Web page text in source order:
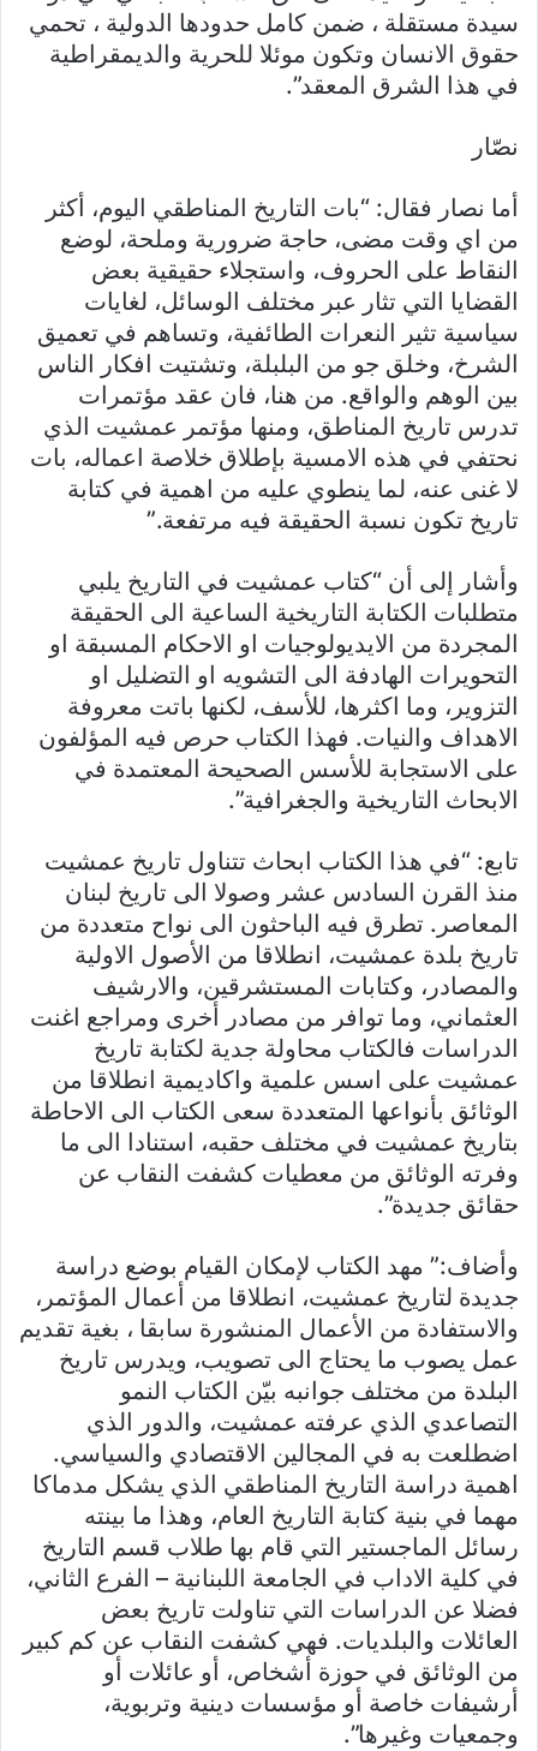
سيدة مستقلة ، ضمن كامل حدودها الدولية ، تحمي
حقوق الانسان وتكون موئلا للحرية والديمقراطية
في هذا الشرق المعقد”.
نصّار
أما نصار فقال: “بات التاريخ المناطقي اليوم، أكثر
من اي وقت مضى، حاجة ضرورية وملحة، لوضع
النقاط على الحروف، واستجلاء حقيقية بعض
القضايا التي تثار عبر مختلف الوسائل، لغايات
سياسية تثير النعرات الطائفية، وتساهم في تعميق
الشرخ، وخلق جو من البلبلة، وتشتيت افكار الناس
بين الوهم والواقع. من هنا، فان عقد مؤتمرات
تدرس تاريخ المناطق، ومنها مؤتمر عمشيت الذي
نحتفي في هذه الامسية بإطلاق خلاصة اعماله، بات
لا غنى عنه، لما ينطوي عليه من اهمية في كتابة
تاريخ تكون نسبة الحقيقة فيه مرتفعة.”
وأشار إلى أن “كتاب عمشيت في التاريخ يلبي
متطلبات الكتابة التاريخية الساعية الى الحقيقة
المجردة من الايديولوجيات او الاحكام المسبقة او
التحويرات الهادفة الى التشويه او التضليل او
التزوير، وما اكثرها، للأسف، لكنها باتت معروفة
الاهداف والنيات. فهذا الكتاب حرص فيه المؤلفون
على الاستجابة للأسس الصحيحة المعتمدة في
الابحاث التاريخية والجغرافية”.
تابع: “في هذا الكتاب ابحاث تتناول تاريخ عمشيت
منذ القرن السادس عشر وصولا الى تاريخ لبنان
المعاصر. تطرق فيه الباحثون الى نواح متعددة من
تاريخ بلدة عمشيت، انطلاقا من الأصول الاولية
والمصادر، وكتابات المستشرقين، والارشيف
العثماني، وما توافر من مصادر أخرى ومراجع اغنت
الدراسات فالكتاب محاولة جدية لكتابة تاريخ
عمشيت على اسس علمية واكاديمية انطلاقا من
الوثائق بأنواعها المتعددة سعى الكتاب الى الاحاطة
بتاريخ عمشيت في مختلف حقبه، استنادا الى ما
وفرته الوثائق من معطيات كشفت النقاب عن
حقائق جديدة”.
وأضاف:” مهد الكتاب لإمكان القيام بوضع دراسة
جديدة لتاريخ عمشيت، انطلاقا من أعمال المؤتمر،
والاستفادة من الأعمال المنشورة سابقا ، بغية تقديم
عمل يصوب ما يحتاج الى تصويب، ويدرس تاريخ
البلدة من مختلف جوانبه بيّن الكتاب النمو
التصاعدي الذي عرفته عمشيت، والدور الذي
اضطلعت به في المجالين الاقتصادي والسياسي.
اهمية دراسة التاريخ المناطقي الذي يشكل مدماكا
مهما في بنية كتابة التاريخ العام، وهذا ما بينته
رسائل الماجستير التي قام بها طلاب قسم التاريخ
في كلية الاداب في الجامعة اللبنانية – الفرع الثاني،
فضلا عن الدراسات التي تناولت تاريخ بعض
العائلات والبلديات. فهي كشفت النقاب عن كم كبير
من الوثائق في حوزة أشخاص، أو عائلات أو
أرشيفات خاصة أو مؤسسات دينية وتربوية،
وجمعيات وغيرها”.